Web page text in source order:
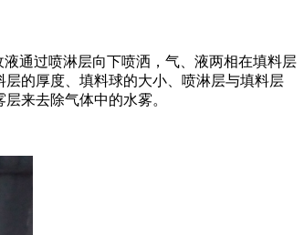
通过喷淋层向下喷洒，气、液两相在填料层
的厚度、填料球的大小、喷淋层与填料层
来去除气体中的水雾。